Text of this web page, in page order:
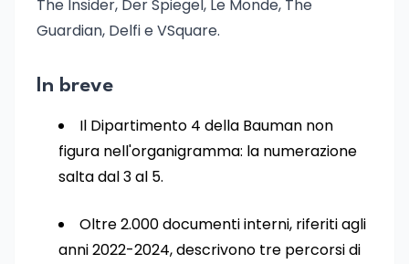
The Insider, Der Spiegel, Le Monde, The
Guardian, Delfi e VSquare.
In breve
Il Dipartimento 4 della Bauman non
figura nell'organigramma: la numerazione
salta dal 3 al 5.
Oltre 2.000 documenti interni, riferiti agli
anni 2022-2024, descrivono tre percorsi di